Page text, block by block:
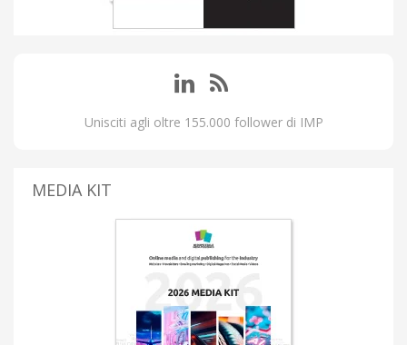
Unisciti agli oltre 155.000 follower di IMP
MEDIA KIT